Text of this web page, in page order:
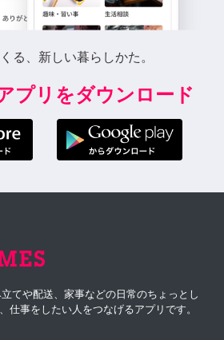
る、新しい暮らしかた。
プリをダウンロード
てや配送、家事などの日常のちょっとし
仕事をしたい人をつなげるアプリです。